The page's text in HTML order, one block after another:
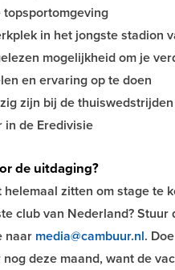
topsportomgeving
in het jongste stadion
mogelijkheid om je
en ervaring op te doen
zijn bij de
in de Eredivisie
de uitdaging?
helemaal zitten om stage te
club van Nederland? Stuur
naar media@cambuur.nl.
deze maand, want de